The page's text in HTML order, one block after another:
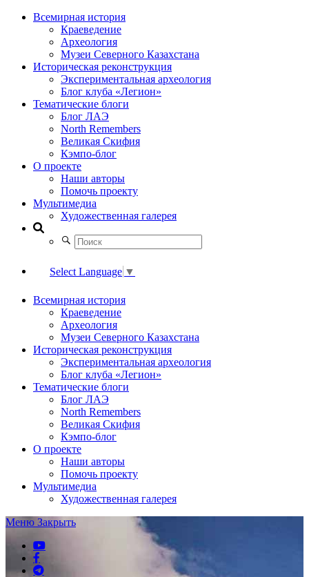
Всемирная история
Краеведение
Археология
Музеи Северного Казахстана
Историческая реконструкция
Экспериментальная археология
Блог клуба «Легион»
Тематические блоги
Блог ЛАЭ
North Remembers
Великая Скифия
Кэмпо-блог
О проекте
Наши авторы
Помочь проекту
Мультимедиа
Художественная галерея
Select Language ▼
Всемирная история
Краеведение
Археология
Музеи Северного Казахстана
Историческая реконструкция
Экспериментальная археология
Блог клуба «Легион»
Тематические блоги
Блог ЛАЭ
North Remembers
Великая Скифия
Кэмпо-блог
О проекте
Наши авторы
Помочь проекту
Мультимедиа
Художественная галерея
Меню Закрыть